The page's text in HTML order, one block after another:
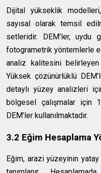
Dijital yükseklik
sayısal olarak temsil
setleridir. DEM’ler, uydu
fotogrametrik yöntemlerle
analiz kalitesini
Yüksek çözünürlüklü
detaylı yüzey analizleri
bölgesel çalışmalar için
DEM’ler kullanılmaktadır.
3.2 Eğim Hesaplama
Eğim, arazi yüzeyinin yatay